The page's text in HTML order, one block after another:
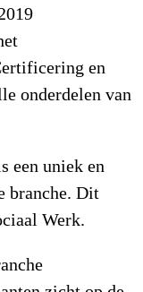
en
onderdelen van
een uniek en
branche. Dit
Werk.